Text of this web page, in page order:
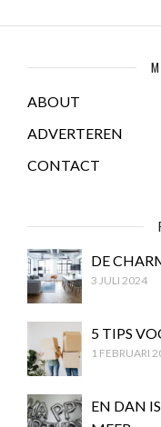
ABOUT
ADVERTEREN
CONTACT
DE
3 JULI 2024
5 TIPS
1 FEBRUARI
EN DAN